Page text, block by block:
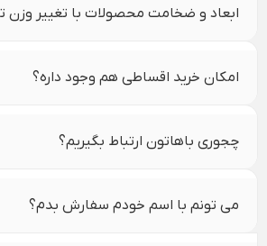
ابعاد و ضخامت محصولات با تغییر وزن
امکان خرید اقساطی هم وجود داره؟
چجوری باهاتون ارتباط بگیریم؟
می تونم با اسم خودم سفارش بدم؟